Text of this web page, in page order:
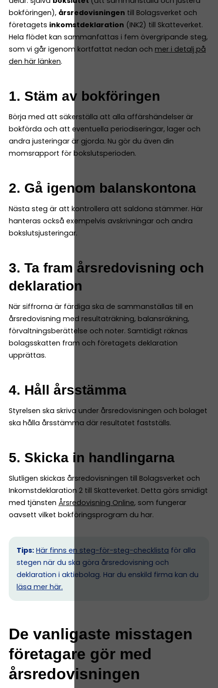
bokföringen), årsredovisningen till Bolagsverket och
företagets inkomstdeklaration (INK2) till Skatteverket.
Hela flödet kan sammanfattas i fem övergripande steg,
som vi går igenom kortfattat nedan och mer i detalj på
den här länken.
1. Stäm av bokföringen
Börja med att säkerställa att alla affärshändelser är
bokförda och att eventuella periodiseringar, lager och
andra justeringar är gjorda. Nu gör du även din
momsrapport för bokslutsperioden.
2. Gå igenom balanskontona
Nästa steg är att kontrollera att saldona stämmer. Här
hanteras också exempelvis avskrivningar och andra
bokslutsjusteringar.
3. Ta fram årsredovisning och
deklaration
När siffrorna är färdiga ska de sammanställas till en
årsredovisning med resultaträkning, balansräkning,
förvaltningsberättelse och noter. Samtidigt räknas
bolagsskatten fram och företagets deklaration
upprättas.
4. Håll årsstämma
Styrelsen ska skriva under årsredovisningen och bolaget
ska hålla årsstämma där resultatet fastställs.
5. Skicka in handlingarna
Slutligen skickas årsredovisningen till Bolagsverket och
Inkomstdeklaration 2 till Skatteverket. Detta görs smidigt
med tjänsten Årsredovisning Online, som fungerar
oavsett vilket bokföringsprogram du har.
Tips: Här finns en steg-för-steg-checklista för alla
stegen när du ska göra årsredovisning och
deklaration i aktiebolag. Har du enskild firma kan du
läsa mer här.
De vanligaste misstagen
företagare gör med
årsredovisningen